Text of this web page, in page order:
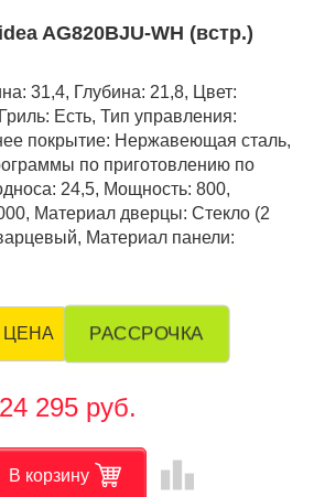
AG820BJU-WH (встр.)
31,4, Глубина: 21,8, Цвет:
Есть, Тип управления:
покрытие: Нержавеющая сталь,
по приготовлению по
24,5, Мощность: 800,
Материал дверцы: Стекло (2
Материал панели:
РАССРОЧКА
24 295 руб.
В корзину leaderboard